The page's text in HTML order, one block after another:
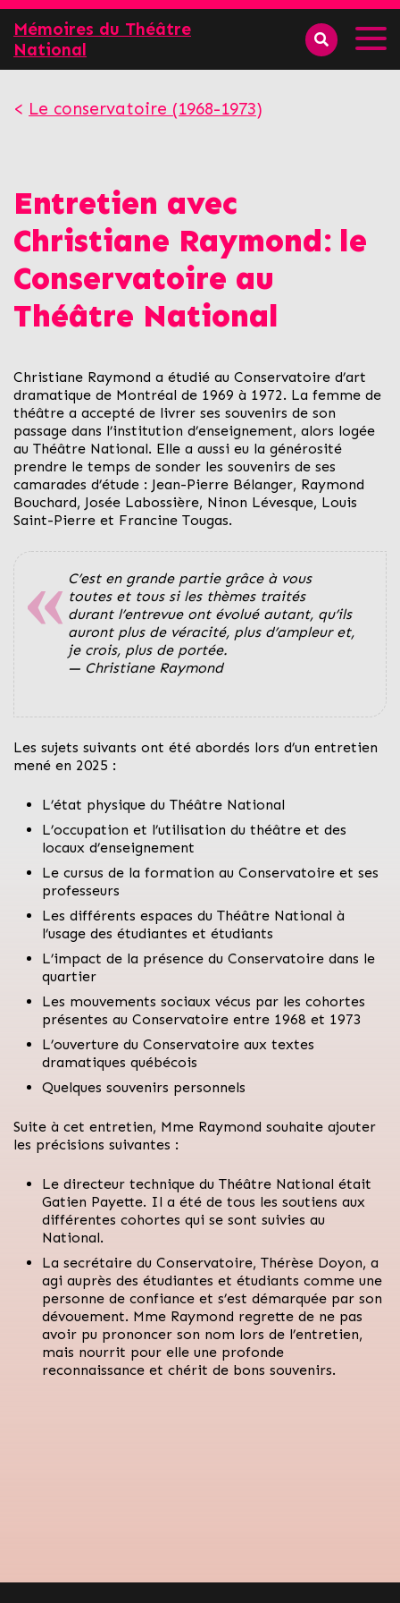
Mémoires du Théâtre
National
Le conservatoire (1968-1973)
Entretien avec
Christiane Raymond: le
Conservatoire au
Théâtre National
Christiane Raymond a étudié au Conservatoire d’art
dramatique de Montréal de 1969 à 1972. La femme de
théâtre a accepté de livrer ses souvenirs de son
passage dans l’institution d’enseignement, alors logée
au Théâtre National. Elle a aussi eu la générosité
prendre le temps de sonder les souvenirs de ses
camarades d’étude : Jean-Pierre Bélanger, Raymond
Bouchard, Josée Labossière, Ninon Lévesque, Louis
Saint-Pierre et Francine Tougas.
C’est en grande partie grâce à vous
toutes et tous si les thèmes traités
durant l’entrevue ont évolué autant, qu’ils
auront plus de véracité, plus d’ampleur et,
je crois, plus de portée.
— Christiane Raymond
Les sujets suivants ont été abordés lors d’un entretien
mené en 2025 :
L’état physique du Théâtre National
L’occupation et l’utilisation du théâtre et des
locaux d’enseignement
Le cursus de la formation au Conservatoire et ses
professeurs
Les différents espaces du Théâtre National à
l’usage des étudiantes et étudiants
L’impact de la présence du Conservatoire dans le
quartier
Les mouvements sociaux vécus par les cohortes
présentes au Conservatoire entre 1968 et 1973
L’ouverture du Conservatoire aux textes
dramatiques québécois
Quelques souvenirs personnels
Suite à cet entretien, Mme Raymond souhaite ajouter
les précisions suivantes :
Le directeur technique du Théâtre National était
Gatien Payette. Il a été de tous les soutiens aux
différentes cohortes qui se sont suivies au
National.
La secrétaire du Conservatoire, Thérèse Doyon, a
agi auprès des étudiantes et étudiants comme une
personne de confiance et s’est démarquée par son
dévouement. Mme Raymond regrette de ne pas
avoir pu prononcer son nom lors de l’entretien,
mais nourrit pour elle une profonde
reconnaissance et chérit de bons souvenirs.